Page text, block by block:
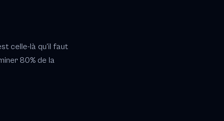
celle-là qu'il faut
80% de la